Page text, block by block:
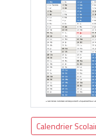
Calendrier